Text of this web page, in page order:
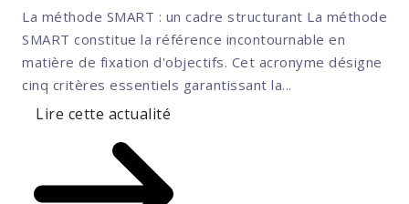
La méthode SMART : un cadre structurant La méthode
SMART constitue la référence incontournable en
matière de fixation d'objectifs. Cet acronyme désigne
cinq critères essentiels garantissant la...
Lire cette actualité